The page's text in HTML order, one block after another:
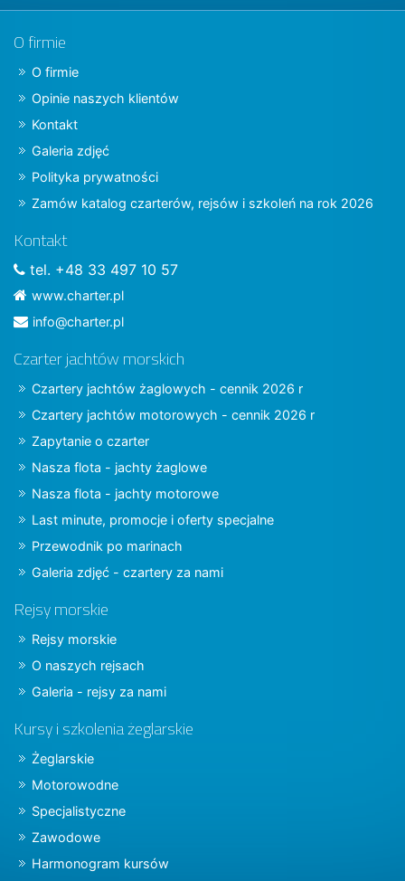
O firmie
O firmie
Opinie naszych klientów
Kontakt
Galeria zdjęć
Polityka prywatności
Zamów katalog czarterów, rejsów i szkoleń na rok 2026
Kontakt
tel. +48 33 497 10 57
www.charter.pl
info@charter.pl
Czarter jachtów morskich
Czartery jachtów żaglowych - cennik 2026 r
Czartery jachtów motorowych - cennik 2026 r
Zapytanie o czarter
Nasza flota - jachty żaglowe
Nasza flota - jachty motorowe
Last minute, promocje i oferty specjalne
Przewodnik po marinach
Galeria zdjęć - czartery za nami
Rejsy morskie
Rejsy morskie
O naszych rejsach
Galeria - rejsy za nami
Kursy i szkolenia żeglarskie
Żeglarskie
Motorowodne
Specjalistyczne
Zawodowe
Harmonogram kursów